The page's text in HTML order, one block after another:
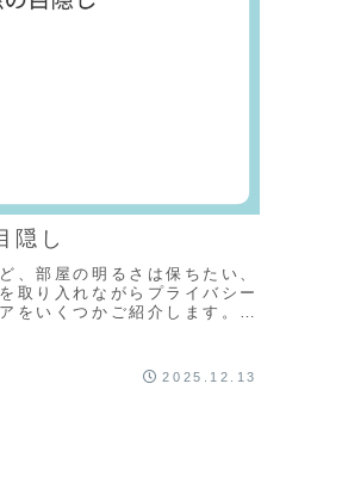
隠し
、部屋の明るさは保ちたい、
取り入れながらプライバシー
をいくつかご紹介します。1.
2025.12.13